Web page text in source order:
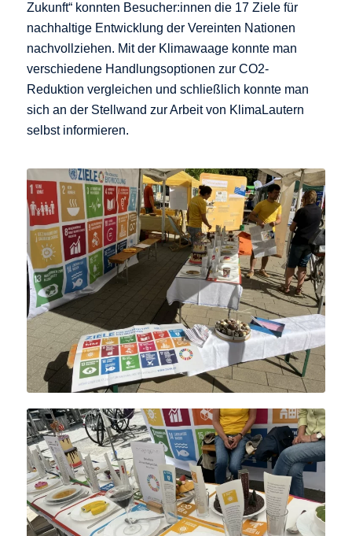
Zukunft“ konnten Besucher:innen die 17 Ziele für
nachhaltige Entwicklung der Vereinten Nationen
nachvollziehen. Mit der Klimawaage konnte man
verschiedene Handlungsoptionen zur CO2-
Reduktion vergleichen und schließlich konnte man
sich an der Stellwand zur Arbeit von KlimaLautern
selbst informieren.